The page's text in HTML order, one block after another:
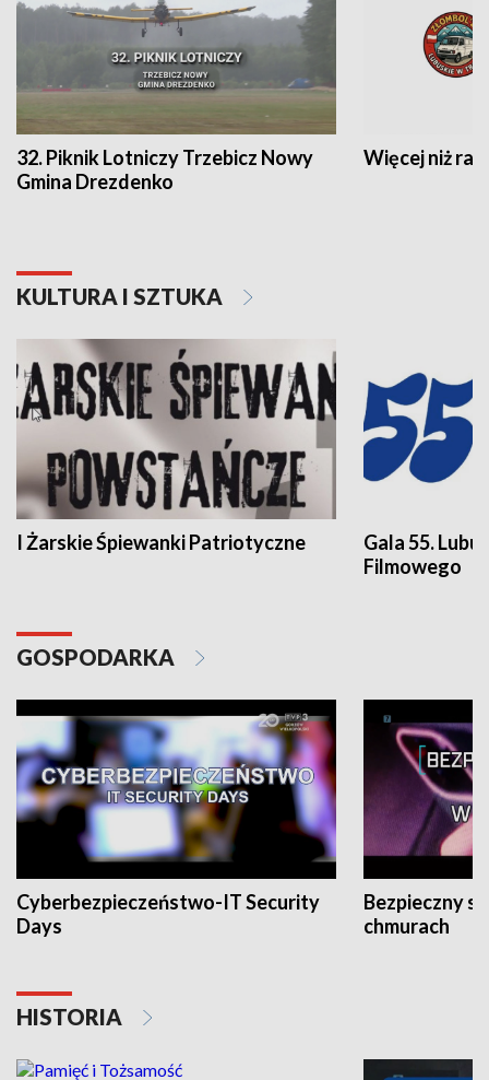
32. Piknik Lotniczy Trzebicz Nowy
Gmina Drezdenko
Więcej niż rajd
KULTURA I SZTUKA
I Żarskie Śpiewanki Patriotyczne
Gala 55.
Filmowego
GOSPODARKA
Cyberbezpieczeństwo-IT Security
Days
Bezpieczny
chmurach
HISTORIA